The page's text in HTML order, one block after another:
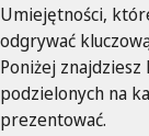
Umiejętności,
odgrywać
Poniżej
podzielonych na
prezentować.